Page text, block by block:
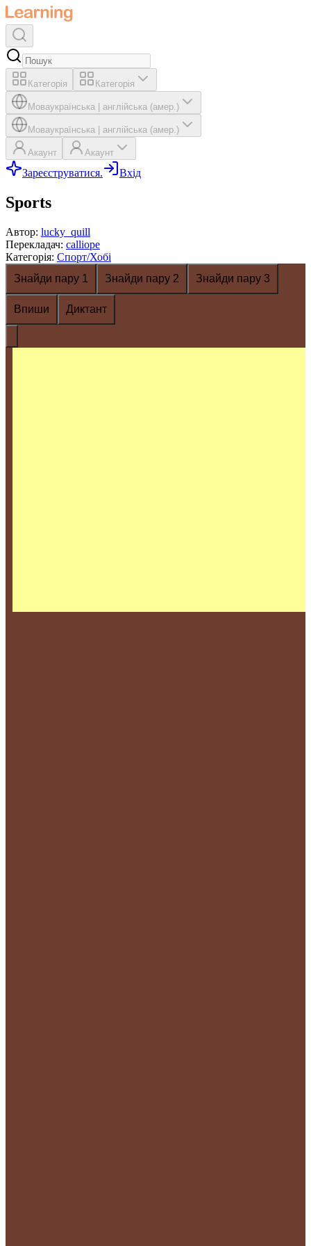
Категорія Категорія
Моваукраїнська англійська (амер.)
Моваукраїнська англійська (амер.)
Акаунт Акаунт
Зареєструватися. Вхід
Sports
Автор: lucky_quill
Перекладач: calliope
Категорія: Спорт/Хобі
Знайди пару 1
Знайди пару 2 Знайди пару 3
Впиши Диктант